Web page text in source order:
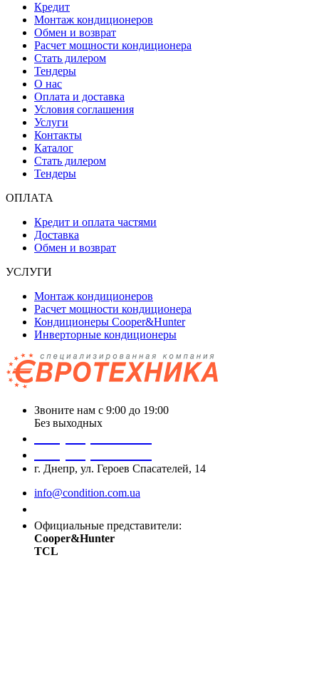
Кредит
Монтаж кондиционеров
Обмен и возврат
Расчет мощности кондиционера
Стать дилером
Тендеры
О нас
Оплата и доставка
Условия соглашения
Услуги
Контакты
Каталог
Стать дилером
Тендеры
ОПЛАТА
Кредит и оплата частями
Доставка
Обмен и возврат
УСЛУГИ
Монтаж кондиционеров
Расчет мощности кондиционера
Кондиционеры Cooper&Hunter
Инверторные кондиционеры
Звоните нам с 9:00 до 19:00
Без выходных
г. Днепр, ул. Героев Спасателей, 14
info@condition.com.ua
Официальные представители:
Cooper&Hunter
TCL